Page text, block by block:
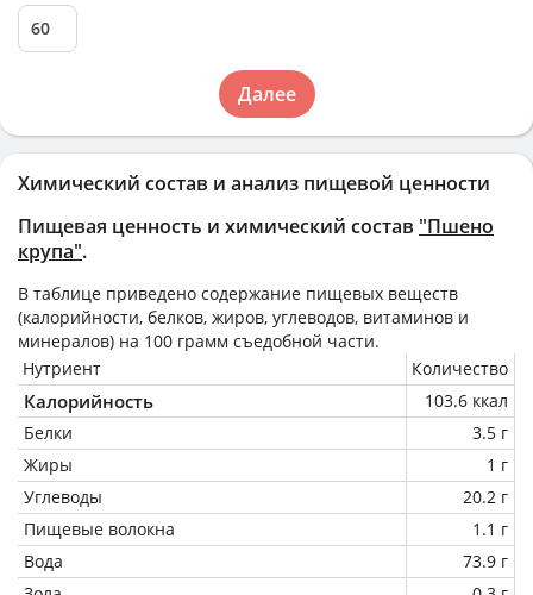
Химический состав и анализ пищевой ценности
Пищевая ценность и химический состав "Пшено
крупа".
В таблице приведено содержание пищевых веществ
(калорийности, белков, жиров, углеводов, витаминов и
минералов) на 100 грамм съедобной части.
Нутриент
Количество
Калорийность
103.6 ккал
Белки
3.5 г
Жиры
1 г
Углеводы
20.2 г
Пищевые волокна
1.1 г
Вода
73.9 г
Далее